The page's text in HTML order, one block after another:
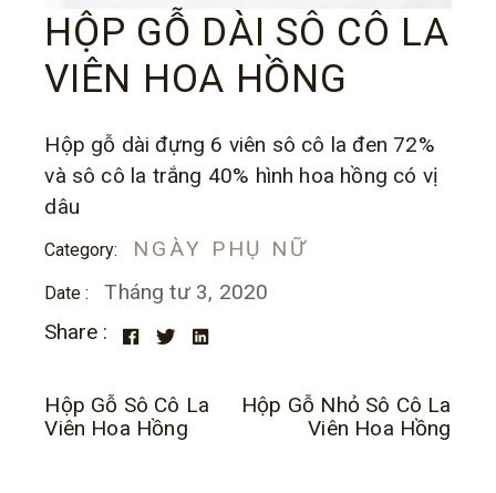
HỘP GỖ DÀI SÔ CÔ LA
VIÊN HOA HỒNG
Hộp gỗ dài đựng 6 viên sô cô la đen 72%
và sô cô la trắng 40% hình hoa hồng có vị
dâu
Category: NGÀY PHỤ NỮ
Date :
Tháng tư 3, 2020
Share :
Hộp Gỗ Sô Cô La
Viên Hoa Hồng
Hộp Gỗ Nhỏ Sô Cô La
Viên Hoa Hồng